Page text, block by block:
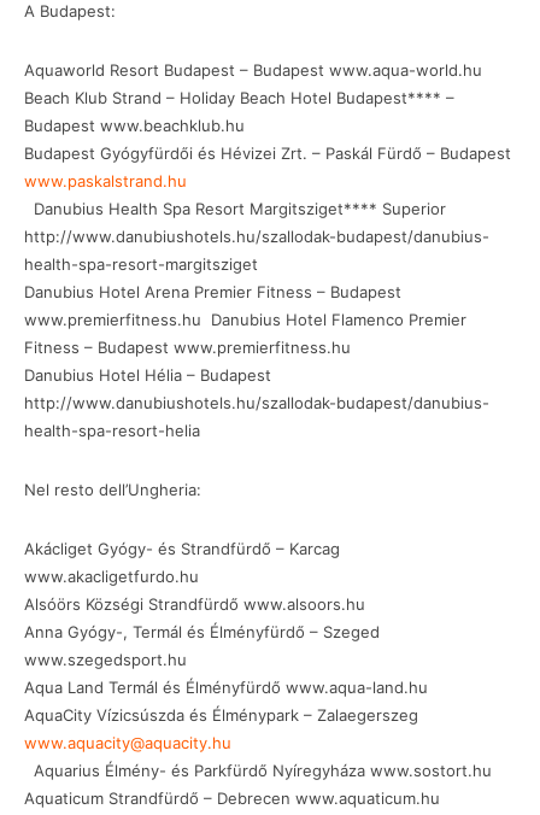
A Budapest:
Aquaworld Resort Budapest – Budapest www.aqua-world.hu
Beach Klub Strand – Holiday Beach Hotel Budapest**** –
Budapest www.beachklub.hu
Budapest Gyógyfürdői és Hévizei Zrt. – Paskál Fürdő – Budapest
www.paskalstrand.hu
Danubius Health Spa Resort Margitsziget**** Superior
http://www.danubiushotels.hu/szallodak-budapest/danubius-
health-spa-resort-margitsziget
Danubius Hotel Arena Premier Fitness – Budapest
www.premierfitness.hu Danubius Hotel Flamenco Premier
Fitness – Budapest www.premierfitness.hu
Danubius Hotel Hélia – Budapest
http://www.danubiushotels.hu/szallodak-budapest/danubius-
health-spa-resort-helia
Nel resto dell’Ungheria:
Akácliget Gyógy- és Strandfürdő – Karcag
www.akacligetfurdo.hu
Alsóörs Községi Strandfürdő www.alsoors.hu
Anna Gyógy-, Termál és Élményfürdő – Szeged
www.szegedsport.hu
Aqua Land Termál és Élményfürdő www.aqua-land.hu
AquaCity Vízicsúszda és Élménypark – Zalaegerszeg
www.aquacity@aquacity.hu
Aquarius Élmény- és Parkfürdő Nyíregyháza www.sostort.hu
Aquaticum Strandfürdő – Debrecen www.aquaticum.hu